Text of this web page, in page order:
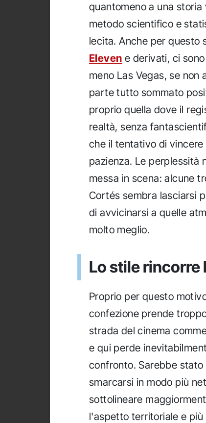
quantomeno a una
metodo scientifico e
lecita. Anche per questo
Eleven e derivati, ci
meno Las Vegas, se
parte tutto sommato
proprio quella dove il
realtà, senza
che il tentativo di
pazienza. Le perplessità
messa in scena: alcune
Cortés sembra lasciarsi
di avvicinarsi a quelle
molto meglio.
Lo stile rincorre
Proprio per questo
confezione prende
strada del cinema
e qui perde
confronto. Sarebbe stato
smarcarsi in modo più
sottolineare
l'aspetto territoriale e più